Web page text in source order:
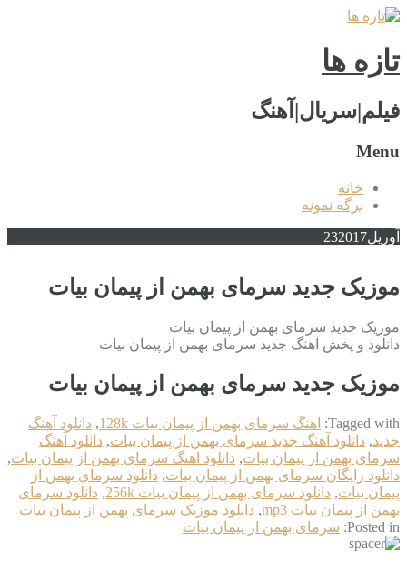
تازه ها
فیلم|سریال|آهنگ
Menu
خانه
برگه نمونه
آوریل 232017
موزیک جدید سرمای بهمن از پیمان بیات
موزیک جدید سرمای بهمن از پیمان بیات
دانلود و پخش آهنگ جدید سرمای بهمن از پیمان بیات
موزیک جدید سرمای بهمن از پیمان بیات
Tagged with: اهنگ سرمای بهمن از پیمان بیات 128k , دانلود آهنگ
جدید, دانلود آهنگ جدید سرمای بهمن از پیمان بیات, دانلود آهنگ
سرمای بهمن از پیمان بیات, دانلود اهنگ سرمای بهمن از پیمان بیات,
دانلود رایگان سرمای بهمن از پیمان بیات, دانلود سرمای بهمن از
پیمان بیات, دانلود سرمای بهمن از پیمان بیات 256k , دانلود سرمای
بهمن از پیمان بیات mp3
, دانلود موزیک سرمای بهمن از پیمان بیات
Posted in: سرمای بهمن از پیمان بیات